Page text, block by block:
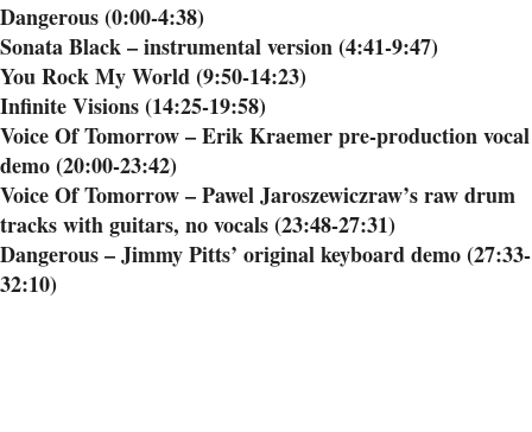
Dangerous (0:00-4:38)
Sonata Black – instrumental version (4:41-9:47)
You Rock My World (9:50-14:23)
Infinite Visions (14:25-19:58)
Voice Of Tomorrow – Erik Kraemer pre-production vocal
demo (20:00-23:42)
Voice Of Tomorrow – Pawel Jaroszewiczraw’s raw drum
tracks with guitars, no vocals (23:48-27:31)
Dangerous – Jimmy Pitts’ original keyboard demo (27:33-
32:10)